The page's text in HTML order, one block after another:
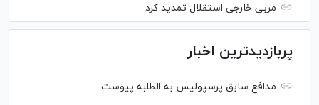
مربی خارجی استقلال تمدید کرد
پربازدیدترین اخبار
مدافع سابق پرسپولیس به الطلبه پیوست